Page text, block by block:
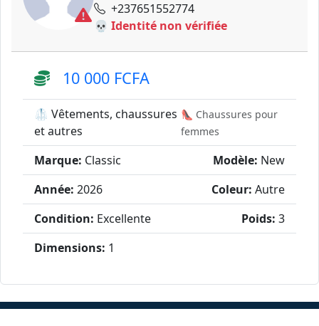
+237651552774
💀 Identité non vérifiée
10 000 FCFA
🥼 Vêtements, chaussures
et autres
👠 Chaussures pour
femmes
Marque: Classic Modèle: New
Année: 2026 Coleur: Autre
Condition: Excellente Poids: 3
Dimensions: 1